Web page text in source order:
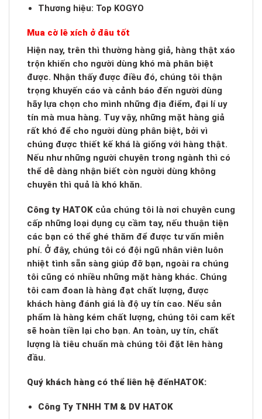
Thương hiệu: Top KOGYO
Mua cờ lê xích ở đâu tốt
Hiện nay, trên thì thường hàng giả, hàng thật xáo
trộn khiến cho người dùng khó mà phân biệt
được. Nhận thấy được điều đó, chúng tôi thận
trọng khuyến cáo và cảnh báo đến người dùng
hãy lựa chọn cho mình những địa điểm, đại lí uy
tín mà mua hàng. Tuy vậy, những mặt hàng giả
rất khó để cho người dùng phân biệt, bởi vì
chúng được thiết kế khá là giống với hàng thật.
Nếu như những người chuyên trong ngành thì có
thể dễ dàng nhận biết còn người dùng không
chuyên thì quả là khó khăn.
Công ty HATOK của chúng tôi là nơi chuyên cung
cấp những loại dụng cụ cầm tay, nếu thuận tiện
các bạn có thể ghé thăm để được tư vấn miễn
phí. Ở đây, chúng tôi có đội ngũ nhân viên luôn
nhiệt tình sẵn sàng giúp đỡ bạn, ngoài ra chúng
tôi cũng có nhiều những mặt hàng khác. Chúng
tôi cam đoan là hàng đạt chất lượng, được
khách hàng đánh giá là độ uy tín cao. Nếu sản
phẩm là hàng kém chất lượng, chúng tôi cam kết
sẽ hoàn tiền lại cho bạn. An toàn, uy tín, chất
lượng là tiêu chuẩn mà chúng tôi đặt lên hàng
đầu.
Quý khách hàng có thể liên hệ đếnHATOK:
Công Ty TNHH TM & DV HATOK